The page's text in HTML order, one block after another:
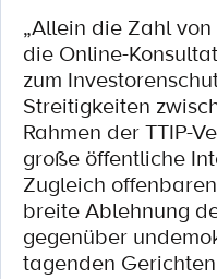
„Allein die Zahl
die Online-
zum
Streitigkeiten
Rahmen der TTIP-
große öffentliche
Zugleich
breite Ablehnung
gegenüber
tagenden